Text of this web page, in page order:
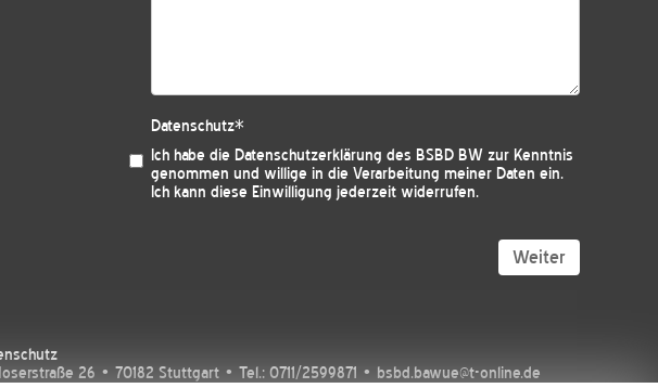
Datenschutz*
Ich habe die Datenschutzerklärung des BSBD BW zur Kenntnis
genommen und willige in die Verarbeitung meiner Daten ein.
Ich kann diese Einwilligung jederzeit widerrufen.
Weiter
26 • 70182 Stuttgart • Tel.: 0711/2599871 • bsbd.bawue@t-online.de